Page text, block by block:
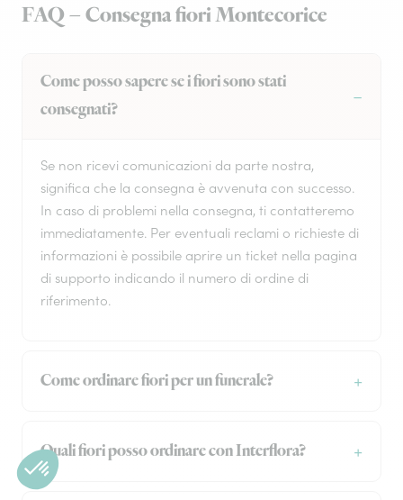
FAQ – Consegna fiori Montecorice
Come posso sapere se i fiori sono stati
consegnati?
Se non ricevi comunicazioni da parte nostra,
significa che la consegna è avvenuta con successo.
In caso di problemi nella consegna, ti contatteremo
immediatamente. Per eventuali reclami o richieste di
informazioni è possibile aprire un ticket nella pagina
di supporto indicando il numero di ordine di
riferimento.
Come ordinare fiori per un funerale?
Quali fiori posso ordinare con Interflora?